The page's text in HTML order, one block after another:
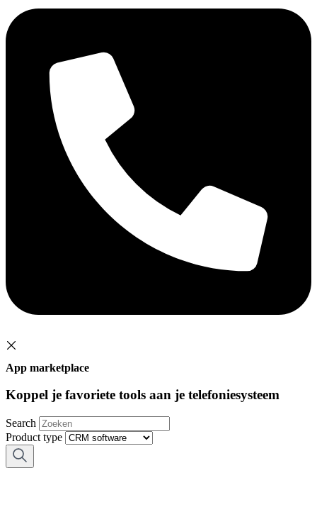
App marketplace
Koppel je favoriete tools aan je telefoniesysteem
Search
Product type